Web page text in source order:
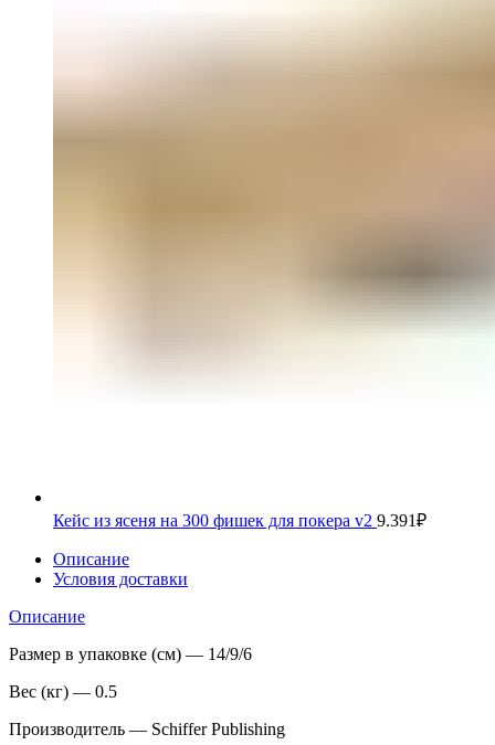
Кейс из ясеня на 300 фишек для покера v2 9.391₽
Описание
Условия доставки
Описание
Размер в упаковке (см) — 14/9/6
Вес (кг) — 0.5
Производитель — Schiffer Publishing